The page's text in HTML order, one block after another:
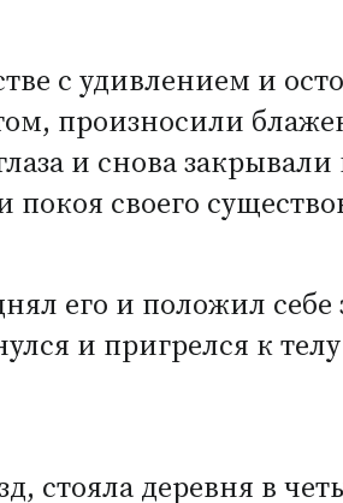
с удивлением и
произносили
и снова
покоя своего
его и положил себе
и пригрелся к
стояла деревня в